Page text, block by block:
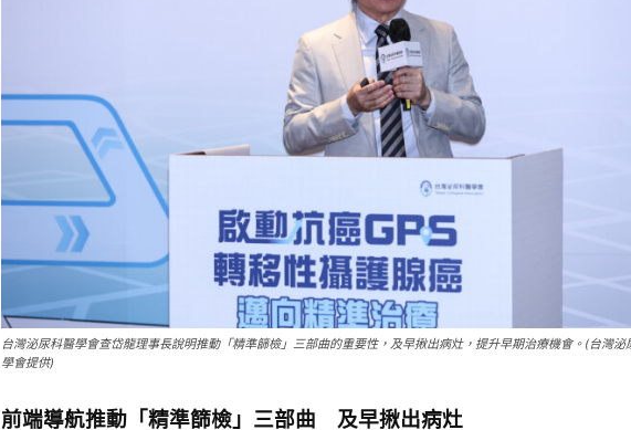
台灣泌尿科醫學會查岱龍理事長說明推動「精準篩檢」三部曲的重要性，及早揪出病灶，提升早期治療機會。(台灣泌
學會提供)
前端導航推動「精準篩檢」三部曲 及早揪出病灶